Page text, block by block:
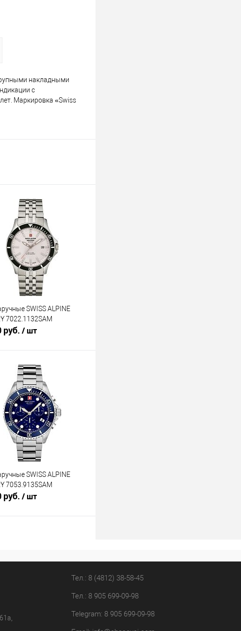
накладными
с
Маркировка «Swiss
SWISS ALPINE
7022.1132SAM
руб. / шт
В корзину
в 1 клик
К сравнению
В наличии
SWISS ALPINE
7053.9135SAM
руб. / шт
в 1 клик
К сравнению
В наличииТел.: 8 (4812) 38-58-45
Тел.: 8 905 699-09-98
Telegram: 8 905 699-09-98